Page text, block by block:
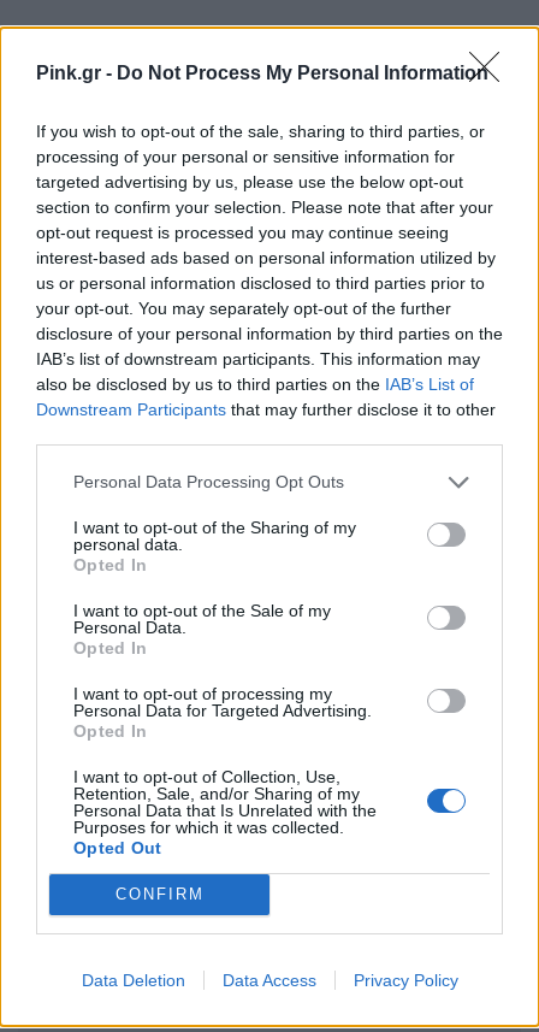
Pink.gr - Do Not Process My Personal Information
If you wish to opt-out of the sale, sharing to third parties, or
processing of your personal or sensitive information for
targeted advertising by us, please use the below opt-out
section to confirm your selection. Please note that after your
opt-out request is processed you may continue seeing
interest-based ads based on personal information utilized by
us or personal information disclosed to third parties prior to
your opt-out. You may separately opt-out of the further
disclosure of your personal information by third parties on the
IAB’s list of downstream participants. This information may
also be disclosed by us to third parties on the IAB’s List of
Downstream Participants that may further disclose it to other
Personal Data Processing Opt Outs
I want to opt-out of the Sharing of my
personal data.
Opted In
I want to opt-out of the Sale of my
Personal Data.
Opted In
I want to opt-out of processing my
Personal Data for Targeted Advertising.
Opted In
I want to opt-out of Collection, Use,
Retention, Sale, and/or Sharing of my
Personal Data that Is Unrelated with the
Purposes for which it was collected.
Opted Out
CONFIRM
Data Deletion Data Access Privacy Policy
Ακολουθήστε το Pink.gr στοGoogle Newsκαι
μάθετε πρώτοι
Ακολουθήστε το Pink.gr και στοInstagram
ΔΙΑΦΗΜΙΣΗ